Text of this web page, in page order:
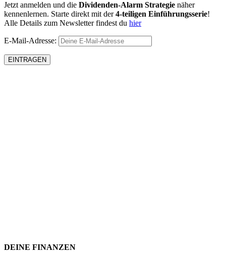
Jetzt anmelden und die Dividenden-Alarm Strategie näher
kennenlernen. Starte direkt mit der4-teiligen Einführungsserie!
Alle Details zum Newsletter findest du hier
E-Mail-Adresse:
DEINE FINANZEN